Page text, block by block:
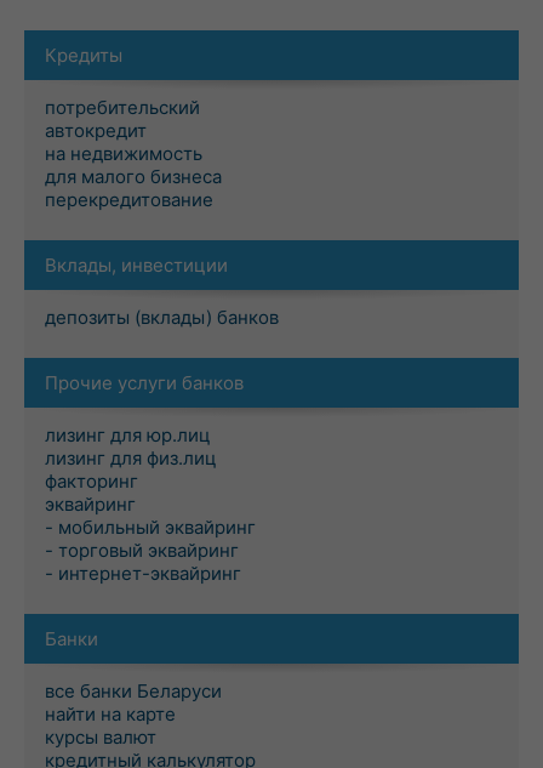
Кредиты
потребительский
автокредит
на недвижимость
для малого бизнеса
перекредитование
Вклады, инвестиции
депозиты (вклады) банков
Прочие услуги банков
лизинг для юр.лиц
лизинг для физ.лиц
факторинг
эквайринг
- мобильный эквайринг
- торговый эквайринг
- интернет-эквайринг
Банки
все банки Беларуси
найти на карте
курсы валют
кредитный калькулятор